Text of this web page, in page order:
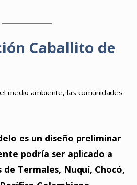
Caballito de
medio ambiente, las comunidades
es un diseño preliminar
podría ser aplicado a
de Termales, Nuquí, Chocó,